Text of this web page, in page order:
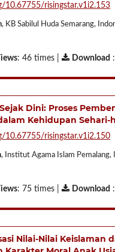
10.67755/risingstar.v1i2.153
, KB Sabilul Huda Semarang,
: 46 times | Download
Dini: Proses
Kehidupan Sehari-
10.67755/risingstar.v1i2.150
, Institut Agama Islam Pemalang,
: 75 times | Download
Nilai-Nilai Keislaman